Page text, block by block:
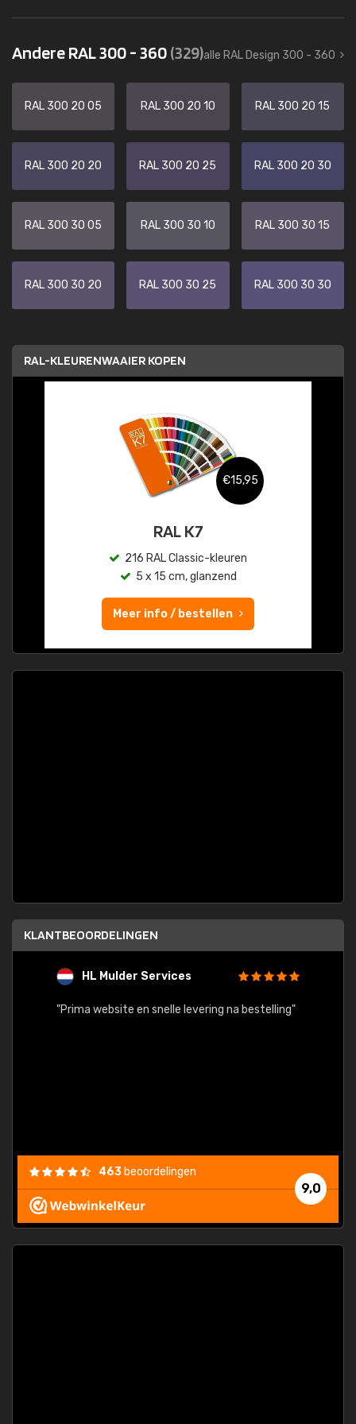
Andere RAL 300 - 360(329)alle RAL Design 300 - 360
RAL 300 20 05 RAL 300 20 10 RAL 300 20 15
RAL 300 20 20 RAL 300 20 25 RAL 300 20 30
RAL 300 30 05 RAL 300 30 10 RAL 300 30 15
RAL 300 30 20 RAL 300 30 25 RAL 300 30 30
RAL-KLEURENWAAIER KOPEN
€15,95
RAL K7
216 RAL Classic-kleuren
5 x 15 cm, glanzend
Meer info / bestellen
KLANTBEOORDELINGEN
HL Mulder Services
"Prima website en snelle levering na bestelling"
9,0
463 beoordelingen